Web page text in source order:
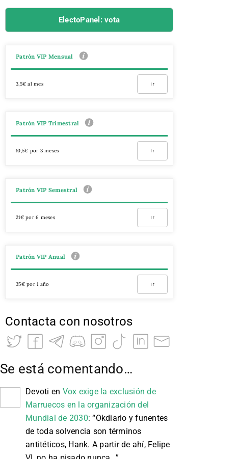
ElectoPanel: vota
Patrón VIP Mensual
3,5€ al mes Ir
Patrón VIP Trimestral
10,5€ por 3 meses Ir
Patrón VIP Semestral
21€ por 6 meses Ir
Patrón VIP Anual
35€ por 1 año Ir
Contacta con nosotros
Se está comentando…
Devoti en Vox exige la exclusión de
Marruecos en la organización del
Mundial de 2030: “Okdiario y funentes
de toda solvencia son términos
antitéticos, Hank. A partir de ahí, Felipe